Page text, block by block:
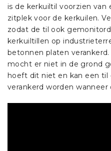
is de kerkuiltil voorzien
zitplek voor de kerkuilen.
zodat de til ook
kerkuiltillen op
betonnen platen
mocht er niet in de grond
hoeft dit niet en kan een til
verankerd worden wanneer